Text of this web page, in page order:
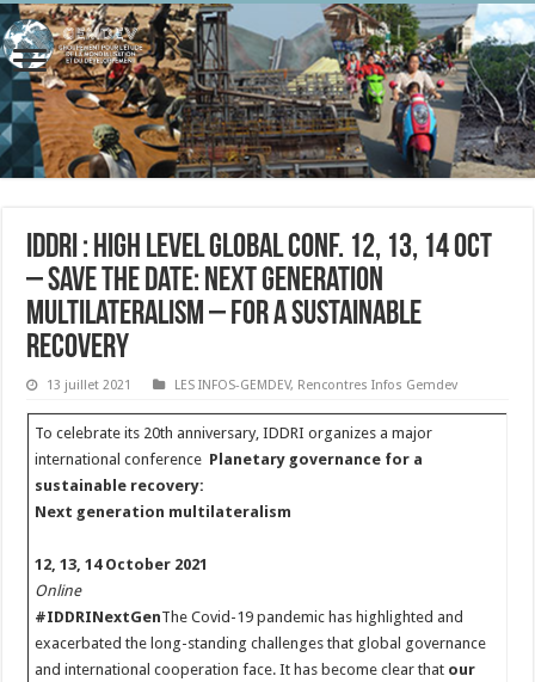
IDDRI : High level global conf. 12, 13, 14 Oct
– Save the date: Next Generation
Multilateralism – for a sustainable
recovery
13 juillet 2021 LES INFOS-GEMDEV, Rencontres Infos Gemdev
To celebrate its 20th anniversary, IDDRI organizes a major
international conference Planetary governance for a
sustainable recovery:
Next generation multilateralism
12, 13, 14 October 2021
Online
#IDDRINextGenThe Covid-19 pandemic has highlighted and
exacerbated the long-standing challenges that global governance
and international cooperation face. It has become clear that our